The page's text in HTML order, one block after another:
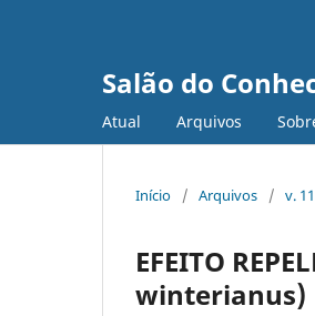
Salão do
Atual Arquivos
Início / Arquivos / v.
EFEITO
winterianus)